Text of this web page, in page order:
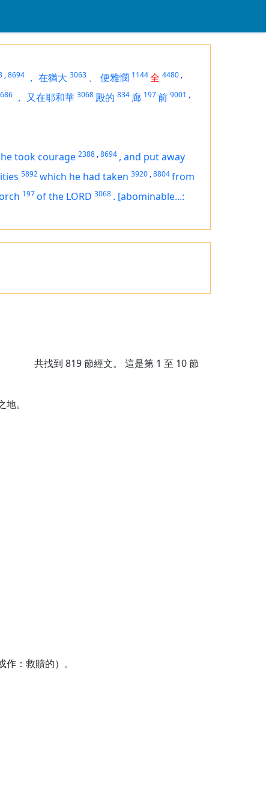
,8694 ， 在猶大 3063 、 便雅憫 1144全 4480 ,
， 又在耶和華 3068 殿的 834 廊 197前 9001 ,
he took courage 2388 ,8694 , and put away
5892which he had taken 3920 ,8804from
197of the LORD 3068 . [abominable...:
共找到 819節經文。 這是第 1 至 10 節
。
：救贖的）。